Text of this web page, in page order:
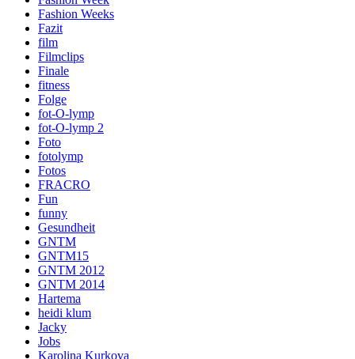
Fashion Weeks
Fazit
film
Filmclips
Finale
fitness
Folge
fot-O-lymp
fot-O-lymp 2
Foto
fotolymp
Fotos
FRACRO
Fun
funny
Gesundheit
GNTM
GNTM15
GNTM 2012
GNTM 2014
Hartema
heidi klum
Jacky
Jobs
Karolina Kurkova